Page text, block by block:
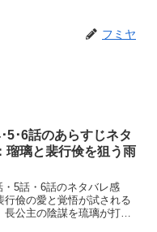
フミヤ
5･6話のあらすじネタ
瑠璃と裴行倹を狙う雨
・5話・6話のネタバレ感
行儉の愛と覚悟が試される
長公主の陰謀を琉璃が打ち